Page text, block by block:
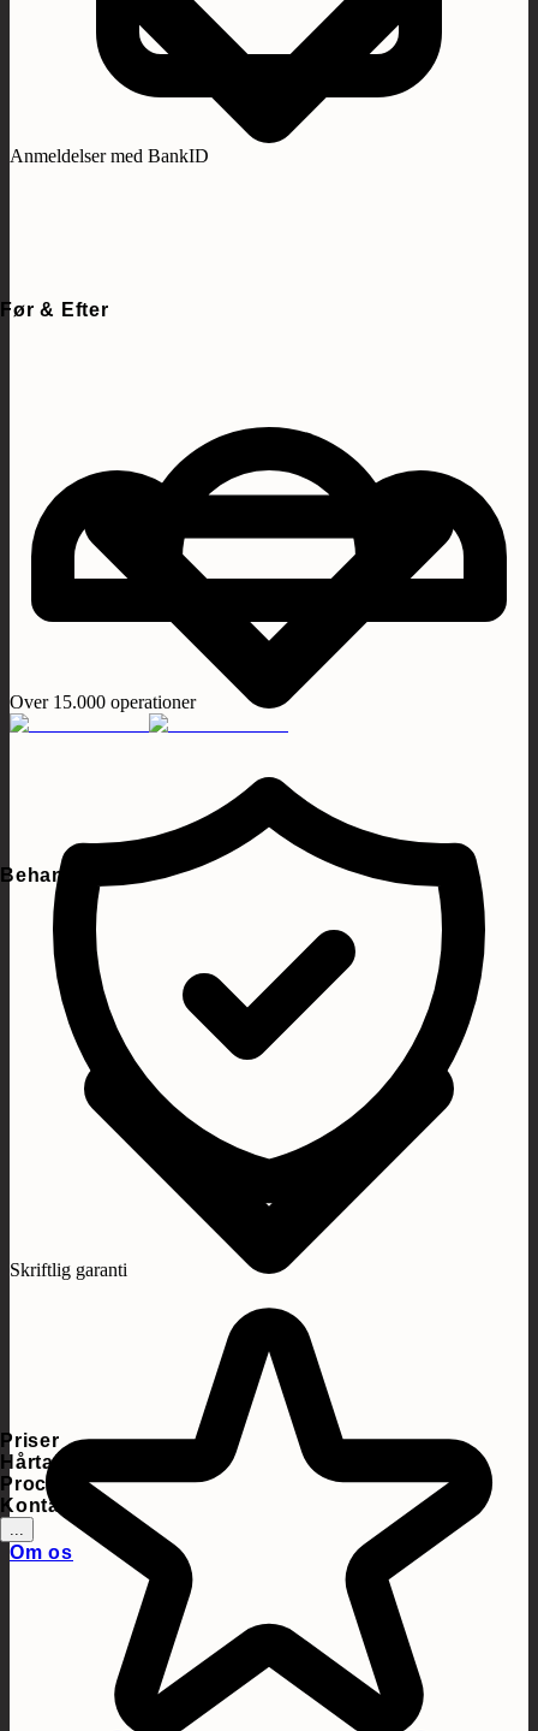
Før & Efter
Behandlinger
Priser
Hårtab
Proces
Kontakt
...
Om os
Anmeldelser med BankID
Over 15.000 operationer
Skriftlig garanti